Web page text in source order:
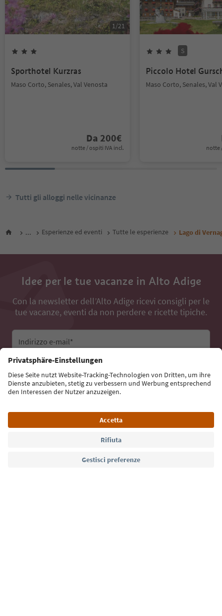
1/21
Sporthotel Kurzras
Maso Corto, Senales, Val Venosta
Da 200€
notte / ospiti IVA incl.
S
Piccolo Hotel
Maso Corto, Senales, Val
notte
Tutti gli alloggi nelle vicinanze
... Esperienze ed eventi Tutte le esperienze Lago di
Idee per le tue vacanze in Alto Adige
Con la newsletter dell’Alto Adige ricevi consigli per le
tue vacanze, eventi da non perdere e ricette tipiche.
Indirizzo e-mail*
Iscriviti alla newsletter